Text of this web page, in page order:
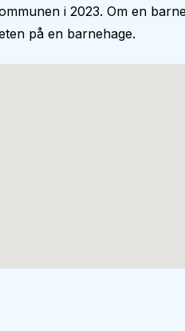
i 2023. Om en
på en barnehage.